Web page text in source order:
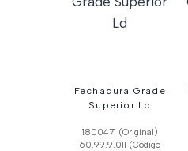
Fechadura Grade
Superior Ld
1800471 (Original)
60.99.9.011 (Código